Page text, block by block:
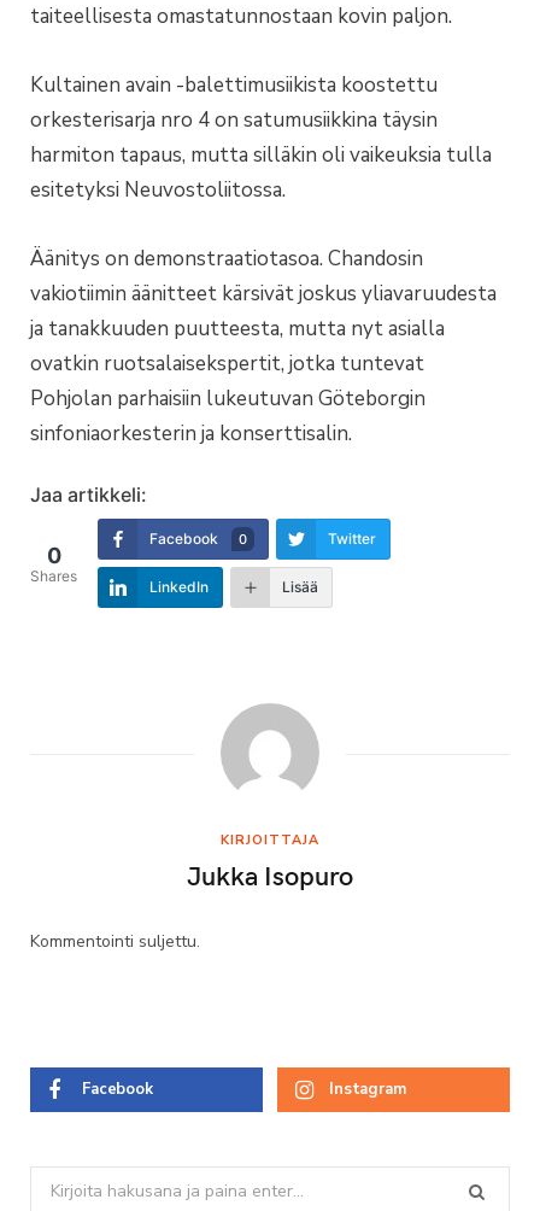
taiteellisesta omastatunnostaan kovin paljon.
Kultainen avain -balettimusiikista koostettu
orkesterisarja nro 4 on satumusiikkina täysin
harmiton tapaus, mutta silläkin oli vaikeuksia tulla
esitetyksi Neuvostoliitossa.
Äänitys on demonstraatiotasoa. Chandosin
vakiotiimin äänitteet kärsivät joskus yliavaruudesta
ja tanakkuuden puutteesta, mutta nyt asialla
ovatkin ruotsalaisekspertit, jotka tuntevat
Pohjolan parhaisiin lukeutuvan Göteborgin
sinfoniaorkesterin ja konserttisalin.
Jaa artikkeli:
0
Shares
Facebook 0 Twitter
LinkedIn Lisää
KIRJOITTAJA
Jukka Isopuro
Kommentointi suljettu.
Facebook Instagram
Search